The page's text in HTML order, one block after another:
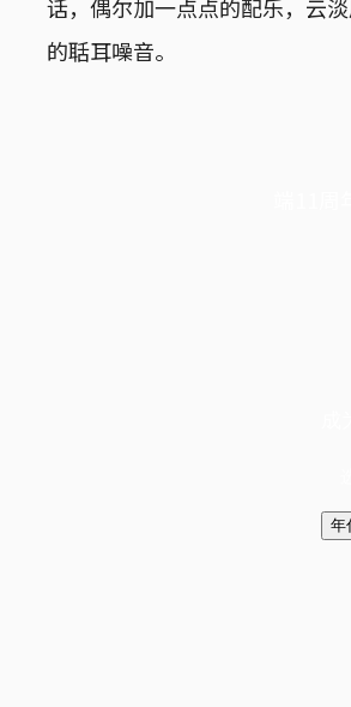
话，偶尔加一点点的配乐，云
的聒耳噪音。
年